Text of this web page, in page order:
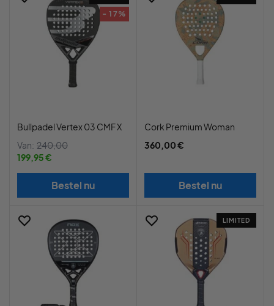
- 17%
Bullpadel Vertex 03 CMF X
Van: 240,00
199,95 €
Bestel nu
Cork Premium Woman
360,00 €
Bestel nu
LIMITED